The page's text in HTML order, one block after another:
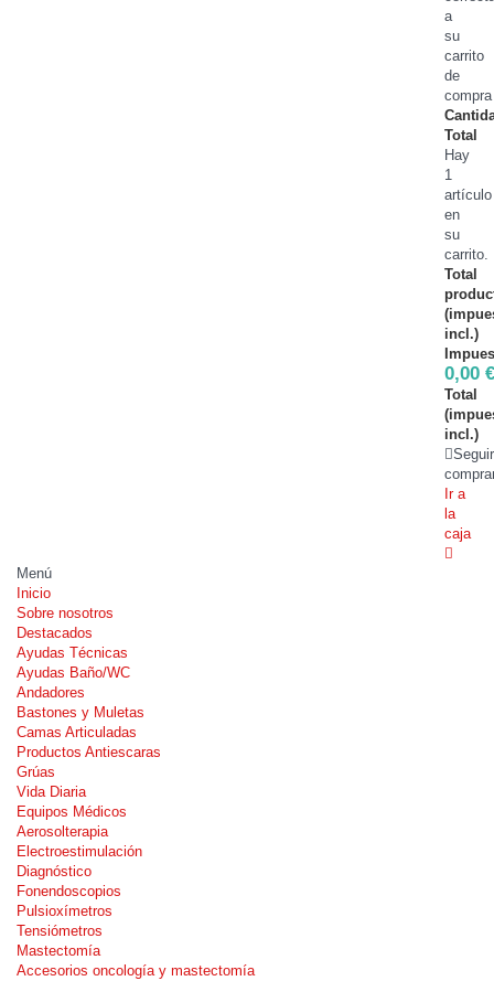
a
su
carrito
de
compra
Total
Hay
1
artículo
en
su
carrito.
Total
incl.)
0,00
Total
incl.)
Seguir
Ir a
la
caja
Menú
Inicio
Sobre nosotros
Destacados
Ayudas Técnicas
Ayudas Baño/WC
Andadores
Bastones y Muletas
Camas Articuladas
Productos Antiescaras
Grúas
Vida Diaria
Equipos Médicos
Aerosolterapia
Electroestimulación
Diagnóstico
Fonendoscopios
Pulsioxímetros
Tensiómetros
Mastectomía
Accesorios oncología y mastectomía